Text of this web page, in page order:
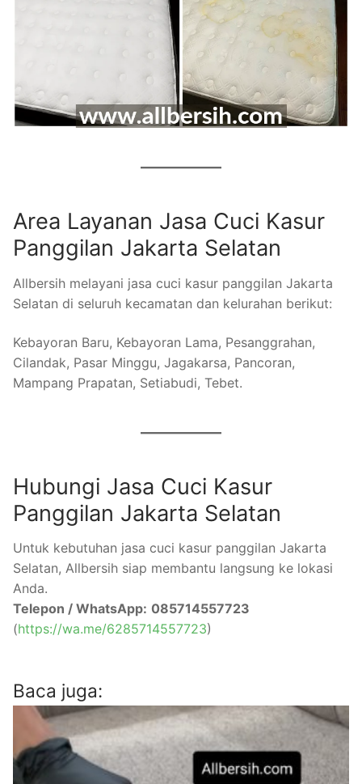
Area Layanan Jasa Cuci Kasur
Panggilan Jakarta Selatan
Allbersih melayani jasa cuci kasur panggilan Jakarta
Selatan di seluruh kecamatan dan kelurahan berikut:
Kebayoran Baru, Kebayoran Lama, Pesanggrahan,
Cilandak, Pasar Minggu, Jagakarsa, Pancoran,
Mampang Prapatan, Setiabudi, Tebet.
Hubungi Jasa Cuci Kasur
Panggilan Jakarta Selatan
Untuk kebutuhan jasa cuci kasur panggilan Jakarta
Selatan, Allbersih siap membantu langsung ke lokasi
Anda.
Telepon / WhatsApp: 085714557723
(https://wa.me/6285714557723)
Baca juga: